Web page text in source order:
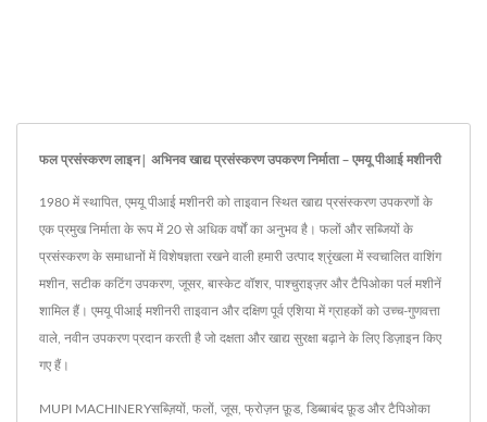
फल प्रसंस्करण लाइन| अभिनव खाद्य प्रसंस्करण उपकरण निर्माता – एमयू पीआई मशीनरी
1980 में स्थापित, एमयू पीआई मशीनरी को ताइवान स्थित खाद्य प्रसंस्करण उपकरणों के
एक प्रमुख निर्माता के रूप में 20 से अधिक वर्षों का अनुभव है। फलों और सब्जियों के
प्रसंस्करण के समाधानों में विशेषज्ञता रखने वाली हमारी उत्पाद श्रृंखला में स्वचालित वाशिंग
मशीन, सटीक कटिंग उपकरण, जूसर, बास्केट वॉशर, पाश्चुराइज़र और टैपिओका पर्ल मशीनें
शामिल हैं। एमयू पीआई मशीनरी ताइवान और दक्षिण पूर्व एशिया में ग्राहकों को उच्च-गुणवत्ता
वाले, नवीन उपकरण प्रदान करती है जो दक्षता और खाद्य सुरक्षा बढ़ाने के लिए डिज़ाइन किए
गए हैं।
MUPI MACHINERYसब्ज़ियों, फलों, जूस, फ्रोज़न फ़ूड, डिब्बाबंद फ़ूड और टैपिओका